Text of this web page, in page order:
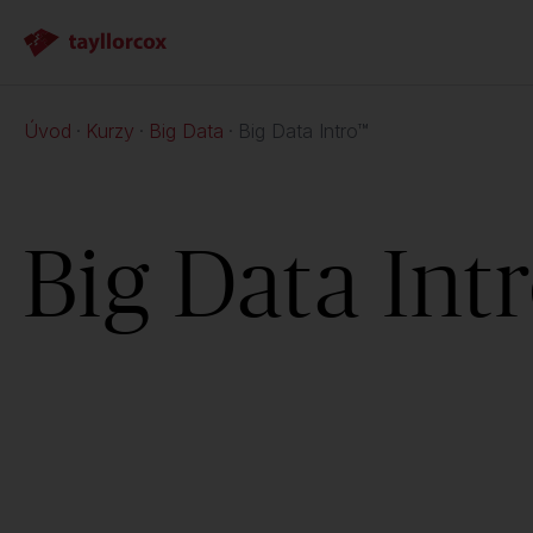
Úvod Kurzy Big Data Big Data Intro™
Big Data